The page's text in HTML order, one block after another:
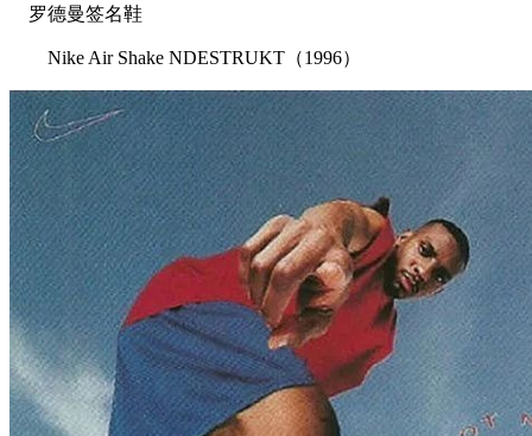
罗德曼签名鞋
Nike Air Shake NDESTRUKT（1996）